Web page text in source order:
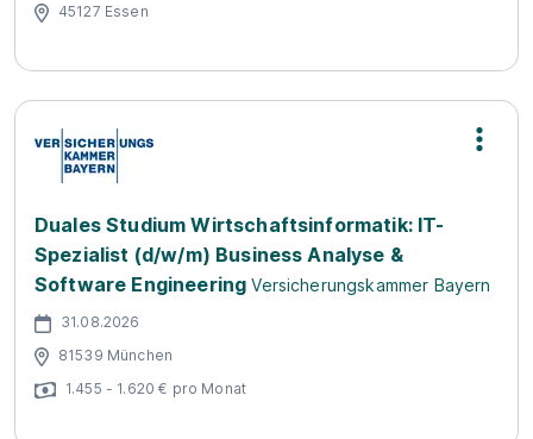
45127 Essen
Duales Studium Wirtschaftsinformatik: IT-
Spezialist (d/w/m) Business Analyse &
Software Engineering Versicherungskammer Bayern
31.08.2026
81539 München
1.455 - 1.620 € pro Monat